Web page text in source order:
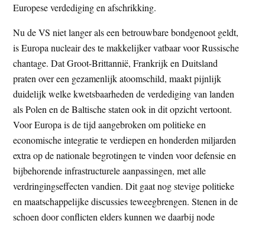
Europese verdediging en afschrikking.
Nu de VS niet langer als een betrouwbare bondgenoot geldt,
is Europa nucleair des te makkelijker vatbaar voor Russische
chantage. Dat Groot-Brittannië, Frankrijk en Duitsland
praten over een gezamenlijk atoomschild, maakt pijnlijk
duidelijk welke kwetsbaarheden de verdediging van landen
als Polen en de Baltische staten ook in dit opzicht vertoont.
Voor Europa is de tijd aangebroken om politieke en
economische integratie te verdiepen en honderden miljarden
extra op de nationale begrotingen te vinden voor defensie en
bijbehorende infrastructurele aanpassingen, met alle
verdringingseffecten vandien. Dit gaat nog stevige politieke
en maatschappelijke discussies teweegbrengen. Stenen in de
schoen door conflicten elders kunnen we daarbij node